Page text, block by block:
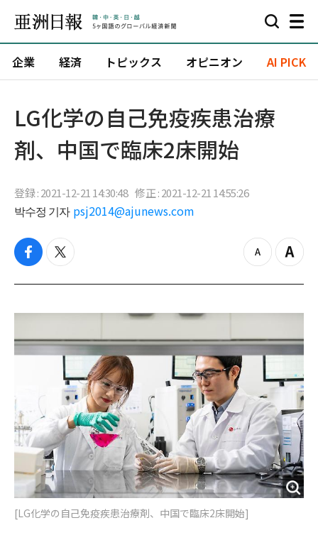
企業 経済 トピックス オピニオン AI PICK
LG化学の自己免疫疾患治療
剤、中国で臨床2床開始
登録 : 2021-12-21 14:30:48 修正 : 2021-12-21 14:55:26
박수정 기자 psj2014@ajunews.com
f
c
b
o
k
t
i
t
r
z
o
o
t
Z
o
i
[LG化学の自己免疫疾患治療剤、中国で臨床2床開始]